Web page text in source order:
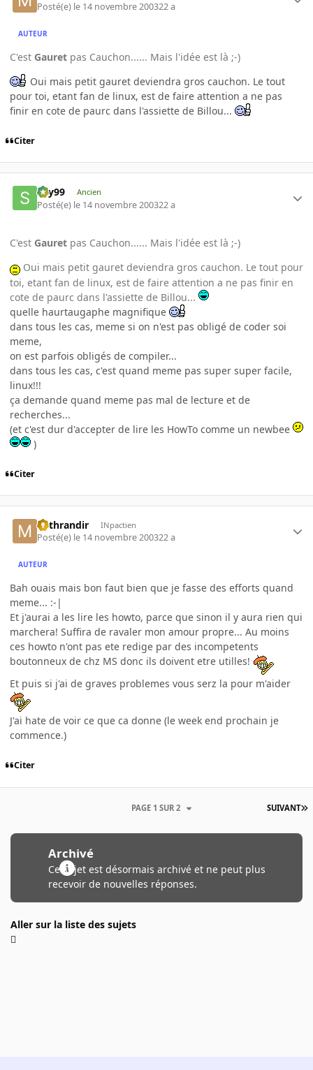
Posté(e) le 14 novembre 200322 a
AUTEUR
C'est Gauret pas Cauchon...... Mais l'idée est là ;-)
Oui mais petit gauret deviendra gros cauchon. Le tout
pour toi, etant fan de linux, est de faire attention a ne pas
finir en cote de paurc dans l'assiette de Billou...
Citer
sky99 Ancien
Posté(e) le 14 novembre 200322 a
C'est Gauret pas Cauchon...... Mais l'idée est là ;-)
Oui mais petit gauret deviendra gros cauchon. Le tout pour
toi, etant fan de linux, est de faire attention a ne pas finir en
cote de paurc dans l'assiette de Billou...
quelle haurtaugaphe magnifique
dans tous les cas, meme si on n'est pas obligé de coder soi
meme,
on est parfois obligés de compiler...
dans tous les cas, c'est quand meme pas super super facile,
linux!!!
ça demande quand meme pas mal de lecture et de
recherches...
(et c'est dur d'accepter de lire les HowTo comme un newbee
)
Citer
Mithrandir INpactien
Posté(e) le 14 novembre 200322 a
AUTEUR
Bah ouais mais bon faut bien que je fasse des efforts quand
meme... :-|
Et j'aurai a les lire les howto, parce que sinon il y aura rien qui
marchera! Suffira de ravaler mon amour propre... Au moins
ces howto n'ont pas ete redige par des incompetents
boutonneux de chz MS donc ils doivent etre utilles!
Et puis si j'ai de graves problemes vous serz la pour m'aider
J'ai hate de voir ce que ca donne (le week end prochain je
commence.)
Citer
SUIVANT
PAGE 1 SUR 2
Archivé
Ce sujet est désormais archivé et ne peut plus
recevoir de nouvelles réponses.
Aller sur la liste des sujets